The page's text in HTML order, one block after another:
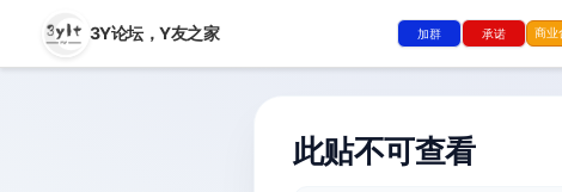
3Y论坛，Y友之家 加群 承诺 商业
此贴不可查看